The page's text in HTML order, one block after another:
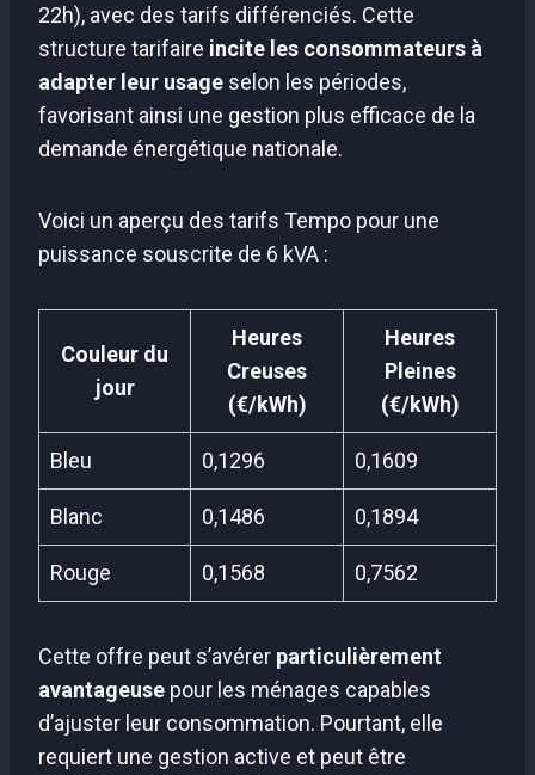
22h), avec des tarifs différenciés. Cette
structure tarifaire incite les consommateurs à
adapter leur usage selon les périodes,
favorisant ainsi une gestion plus efficace de la
demande énergétique nationale.
Voici un aperçu des tarifs Tempo pour une
puissance souscrite de 6 kVA :
Couleur du
jour
Heures
Creuses
(€/kWh)
Heures
Pleines
(€/kWh)
Bleu 0,1296 0,1609
Blanc 0,1486 0,1894
Rouge 0,1568 0,7562
Cette offre peut s’avérer particulièrement
avantageuse pour les ménages capables
d’ajuster leur consommation. Pourtant, elle
requiert une gestion active et peut être